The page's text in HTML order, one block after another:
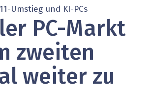
Umstieg und KI-PCs
PC-Markt
zweiten
weiter zu